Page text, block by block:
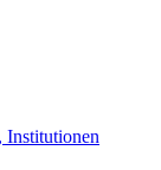
Institutionen